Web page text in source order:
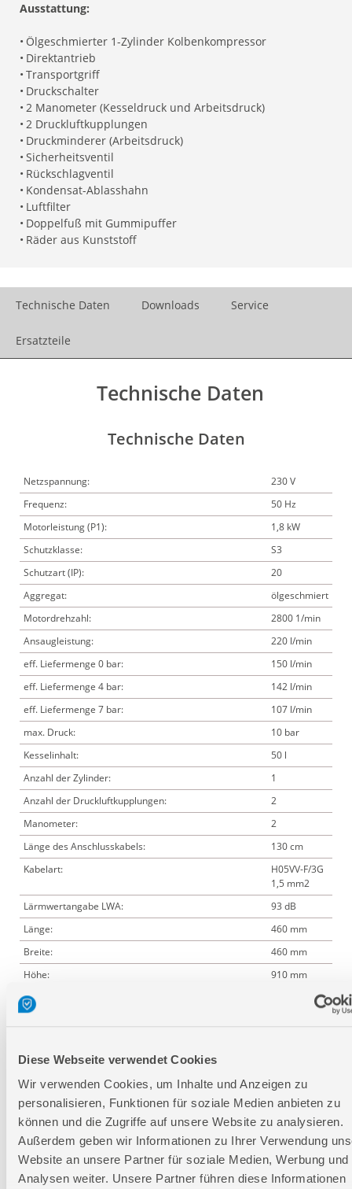
Diese Webseite verwendet Cookies
Wir verwenden Cookies, um Inhalte und Anzeigen zu
personalisieren, Funktionen für soziale Medien anbieten zu
können und die Zugriffe auf unsere Website zu analysieren.
Außerdem geben wir Informationen zu Ihrer Verwendung
Website an unsere Partner für soziale Medien, Werbung und
Analysen weiter. Unsere Partner führen diese Informationen
Ausstattung:
• Ölgeschmierter 1-Zylinder Kolbenkompressor
• Direktantrieb
• Transportgriff
• Druckschalter
• 2 Manometer (Kesseldruck und Arbeitsdruck)
• 2 Druckluftkupplungen
• Druckminderer (Arbeitsdruck)
• Sicherheitsventil
• Rückschlagventil
• Kondensat-Ablasshahn
• Luftfilter
• Doppelfuß mit Gummipuffer
• Räder aus Kunststoff
Technische Daten Downloads Service
Ersatzteile
Technische Daten
Technische Daten
Netzspannung:
230 V
Frequenz:
50 Hz
Motorleistung (P1):
1,8 kW
Schutzklasse:
S3
Schutzart (IP):
20
Aggregat:
ölgeschmiert
Motordrehzahl:
2800 1/min
Ansaugleistung:
220 l/min
eff. Liefermenge 0 bar:
150 l/min
eff. Liefermenge 4 bar:
142 l/min
eff. Liefermenge 7 bar:
107 l/min
max. Druck:
10 bar
Kesselinhalt:
50 l
Anzahl der Zylinder:
1
Anzahl der Druckluftkupplungen:
2
Manometer:
2
Länge des Anschlusskabels:
130 cm
Kabelart:
H05VV-F/3G
1,5 mm2
Lärmwertangabe LWA:
93 dB
Länge:
460 mm
Breite:
460 mm
Höhe:
910 mm
Verpackungsmaße
Länge
490 mm
Breite
470 mm
Höhe
900 mm